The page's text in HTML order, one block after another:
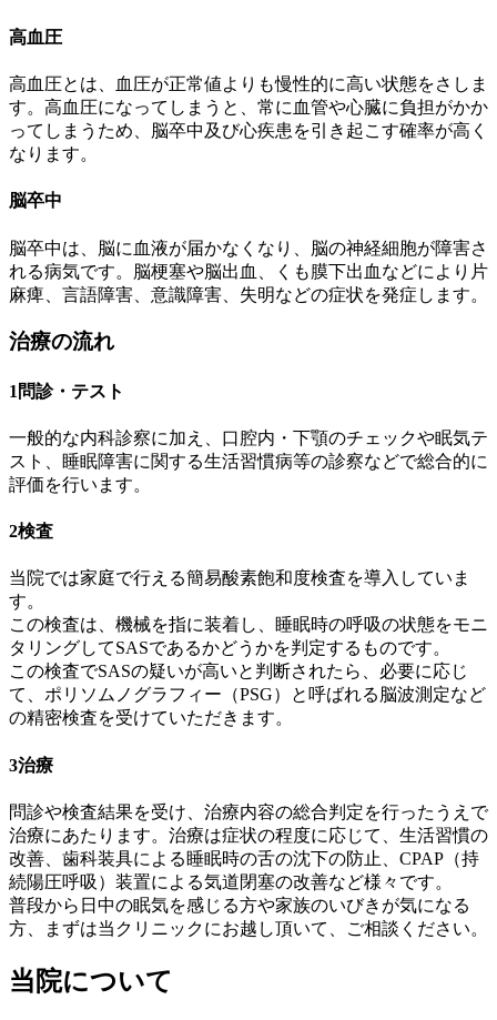
高血圧
高血圧とは、血圧が正常値よりも慢性的に高い状態をさしま
す。高血圧になってしまうと、常に血管や心臓に負担がかか
ってしまうため、脳卒中及び心疾患を引き起こす確率が高く
なります。
脳卒中
脳卒中は、脳に血液が届かなくなり、脳の神経細胞が障害さ
れる病気です。脳梗塞や脳出血、くも膜下出血などにより片
麻痺、言語障害、意識障害、失明などの症状を発症します。
治療の流れ
1 問診・テスト
一般的な内科診察に加え、口腔内・下顎のチェックや眠気テ
スト、睡眠障害に関する生活習慣病等の診察などで総合的に
評価を行います。
2検査
当院では家庭で行える簡易酸素飽和度検査を導入していま
す。
この検査は、機械を指に装着し、睡眠時の呼吸の状態をモニ
タリングしてSASであるかどうかを判定するものです。
この検査でSASの疑いが高いと判断されたら、必要に応じ
て、ポリソムノグラフィー（PSG）と呼ばれる脳波測定など
の精密検査を受けていただきます。
3治療
問診や検査結果を受け、治療内容の総合判定を行ったうえで
治療にあたります。治療は症状の程度に応じて、生活習慣の
改善、歯科装具による睡眠時の舌の沈下の防止、CPAP（持
続陽圧呼吸）装置による気道閉塞の改善など様々です。
普段から日中の眠気を感じる方や家族のいびきが気になる
方、まずは当クリニックにお越し頂いて、ご相談ください。
当院について